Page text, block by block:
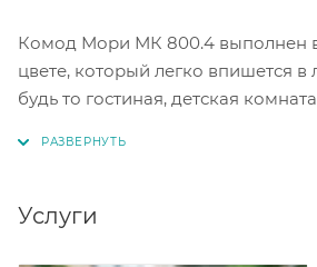
Комод Мори МК 800.4 выполнен
цвете, который легко впишется в
будь то гостиная, детская
ящиками на роликовых
Услуги